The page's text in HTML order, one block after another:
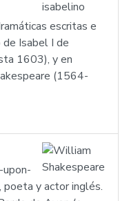
escritas e
Isabel I de
1603), y en
(1564-
poeta y actor inglés.